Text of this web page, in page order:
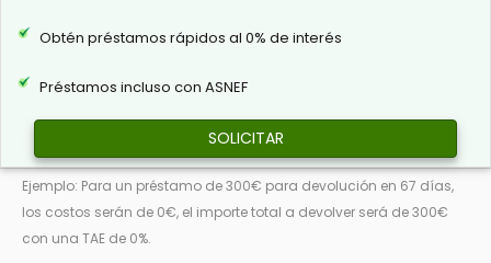
Obtén préstamos rápidos al 0% de interés
Préstamos incluso con ASNEF
SOLICITAR
Ejemplo: Para un préstamo de 300€ para devolución en 67 días,
los costos serán de 0€, el importe total a devolver será de 300€
con una TAE de 0%.